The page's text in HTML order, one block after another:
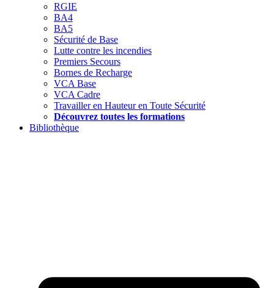
RGIE
BA4
BA5
Sécurité de Base
Lutte contre les incendies
Premiers Secours
Bornes de Recharge
VCA Base
VCA Cadre
Travailler en Hauteur en Toute Sécurité
Découvrez toutes les formations
Bibliothèque